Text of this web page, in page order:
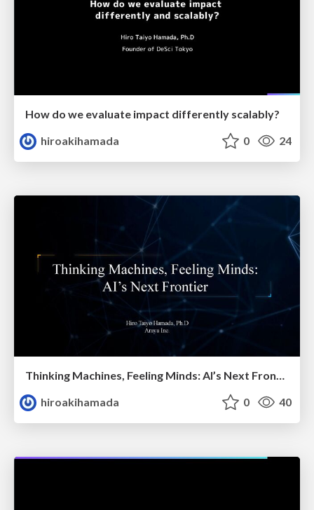
How do we evaluate impact differently scalably?
hiroakihamada
0 24
hiroakihamada
0 40